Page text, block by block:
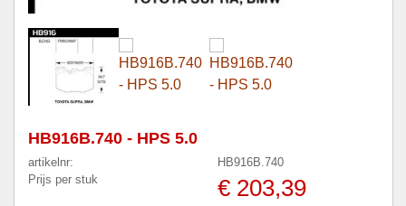
HB916B.740 - HPS 5.0
artikelnr:
HB916B.740
Prijs per stuk
€ 203,39